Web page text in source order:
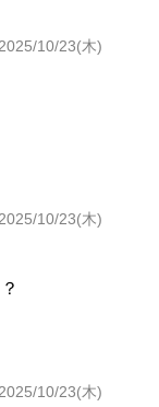
2025/10/23(木)
2025/10/23(木)
2025/10/23(木)